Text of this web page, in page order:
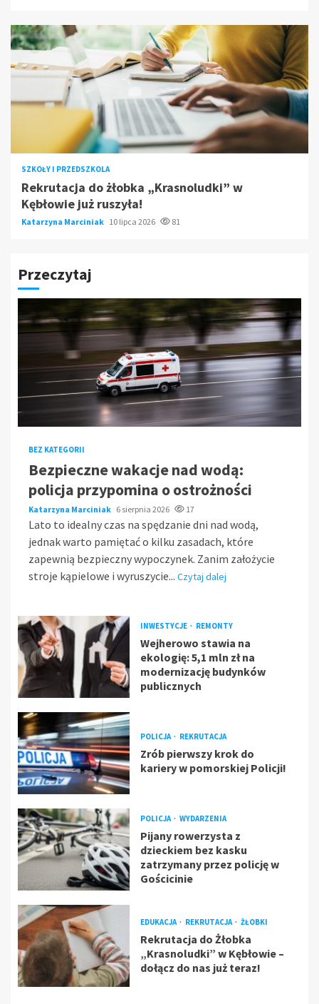
SZKOŁY I PRZEDSZKOLA
Rekrutacja do żłobka „Krasnoludki” w
Kębłowie już ruszyła!
Katarzyna Marciniak 10 lipca 2026 81
Przeczytaj
BEZ KATEGORII
Bezpieczne wakacje nad wodą:
policja przypomina o ostrożności
Katarzyna Marciniak 6 sierpnia 2026 17
Lato to idealny czas na spędzanie dni nad wodą,
jednak warto pamiętać o kilku zasadach, które
zapewnią bezpieczny wypoczynek. Zanim założycie
stroje kąpielowe i wyruszycie... Czytaj dalej
INWESTYCJE REMONTY
Wejherowo stawia na
ekologię: 5,1 mln zł na
modernizację budynków
publicznych
POLICJA REKRUTACJA
Zrób pierwszy krok do
kariery w pomorskiej Policji!
POLICJA WYDARZENIA
Pijany rowerzysta z
dzieckiem bez kasku
zatrzymany przez policję w
Gościcinie
EDUKACJA REKRUTACJA ŻŁOBKI
Rekrutacja do Żłobka
„Krasnoludki” w Kębłowie –
dołącz do nas już teraz!